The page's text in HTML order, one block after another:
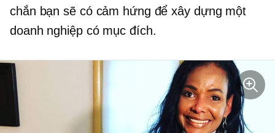
chắn bạn sẽ có cảm hứng để xây dựng một
doanh nghiệp có mục đích.